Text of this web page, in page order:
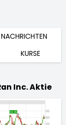
NACHRICHTEN
KURSE
Inc. Aktie